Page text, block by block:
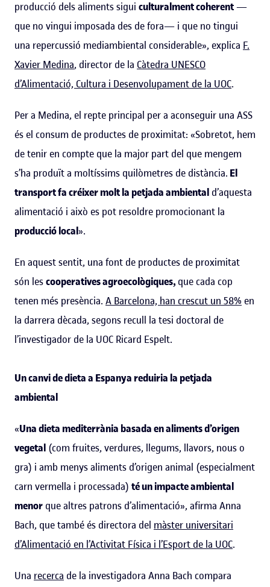
producció dels aliments sigui culturalment coherent—
que no vingui imposada des de fora— i que no tingui
una repercussió mediambiental considerable», explica F.
Xavier Medina, director de la Càtedra UNESCO
d’Alimentació, Cultura i Desenvolupament de la UOC.
Per a Medina, el repte principal per a aconseguir una ASS
és el consum de productes de proximitat: «Sobretot, hem
de tenir en compte que la major part del que mengem
s’ha produït a moltíssims quilòmetres de distància. El
transport fa créixer molt la petjada ambiental d’aquesta
alimentació i això es pot resoldre promocionant la
producció local».
En aquest sentit, una font de productes de proximitat
són lescooperatives agroecològiques, que cada cop
tenen més presència. A Barcelona, han crescut un 58% en
la darrera dècada, segons recull la tesi doctoral de
l’investigador de la UOC Ricard Espelt.
Un canvi de dieta a Espanya reduiria la petjada
ambiental
«Una dieta mediterrània basada en aliments d’origen
vegetal (com fruites, verdures, llegums, llavors, nous o
gra) i amb menys aliments d’origen animal (especialment
carn vermella i processada) té un impacte ambiental
menor que altres patrons d’alimentació», afirma Anna
Bach, que també és directora del màster universitari
d’Alimentació en l’Activitat Física i l’Esport de la UOC.
Una recerca de la investigadora Anna Bach compara